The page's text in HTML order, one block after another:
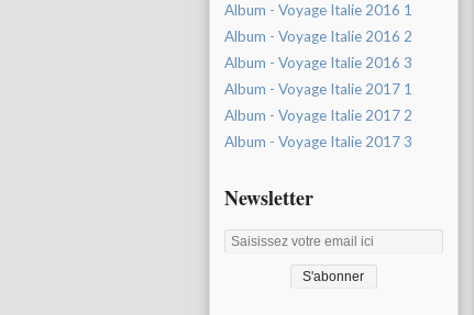
Album - Voyage Italie 2016 1
Album - Voyage Italie 2016 2
Album - Voyage Italie 2016 3
Album - Voyage Italie 2017 1
Album - Voyage Italie 2017 2
Album - Voyage Italie 2017 3
Newsletter